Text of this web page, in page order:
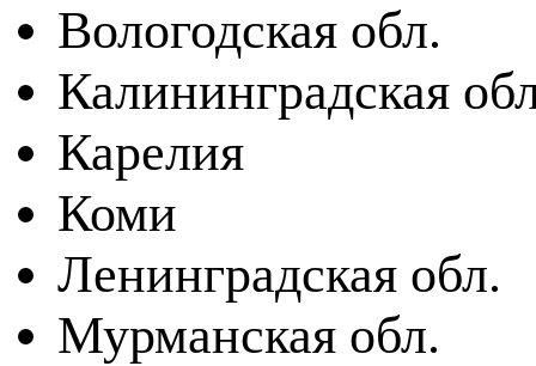
Вологодская обл.
Калининградская
Карелия
Коми
Ленинградская обл.
Мурманская обл.